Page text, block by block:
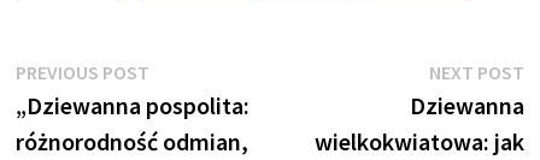
Nawigacja
wpisu
PREVIOUS POST
post:
„Dziewanna pospolita:
różnorodność odmian,
NEXT POST
Dziewanna
wielkokwiatowa: jak